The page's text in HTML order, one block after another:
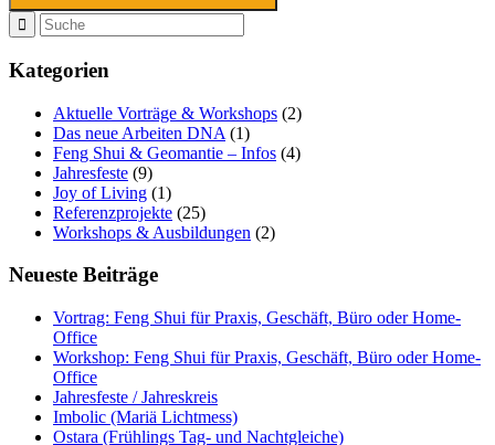
Kategorien
Aktuelle Vorträge & Workshops (2)
Das neue Arbeiten DNA (1)
Feng Shui & Geomantie – Infos (4)
Jahresfeste (9)
Joy of Living (1)
Referenzprojekte (25)
Workshops & Ausbildungen (2)
Neueste Beiträge
Vortrag: Feng Shui für Praxis, Geschäft, Büro oder Home-
Office
Workshop: Feng Shui für Praxis, Geschäft, Büro oder Home-
Office
Jahresfeste / Jahreskreis
Imbolic (Mariä Lichtmess)
Ostara (Frühlings Tag- und Nachtgleiche)